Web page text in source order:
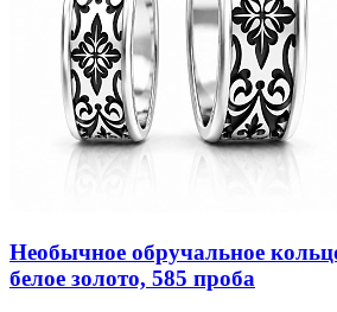
Необычное обручальное
белое золото, 585 проба